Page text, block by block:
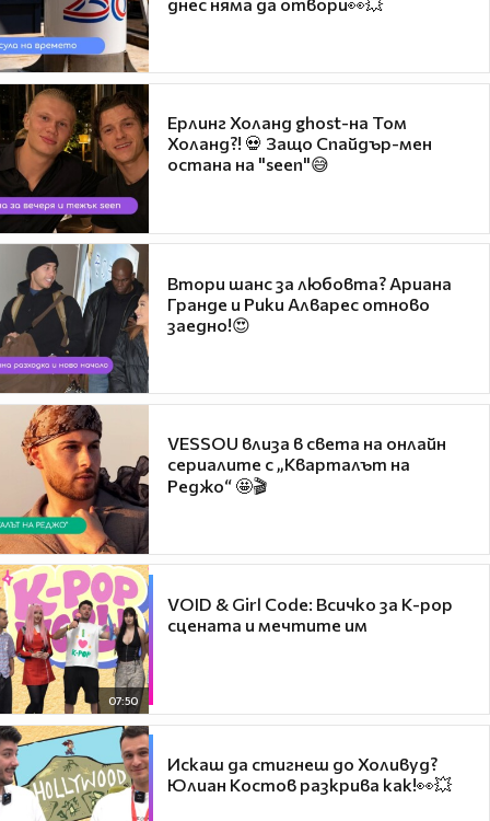
Ерлинг Холанд ghost-на Том
Холанд?! 💀 Защо Спайдър-мен
остана на "seen"😅
Втори шанс за любовта? Ариана
Гранде и Рики Алварес отново
заедно!😍
VESSOU влиза в света на онлайн
сериалите с „Кварталът на
Реджо“ 🤩🎬
07:50
VOID & Girl Code: Всичко за K-pop
сцената и мечтите им
Искаш да стигнеш до Холивуд?
Юлиан Костов разкрива как!👀💥